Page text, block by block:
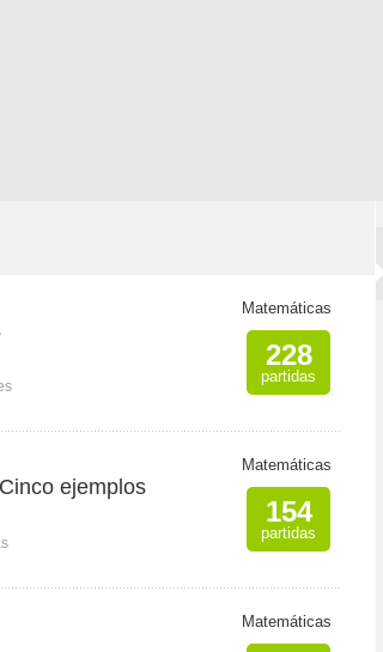
Matemáticas
228
partidas
ejemplos
Matemáticas
154
partidas
Matemáticas